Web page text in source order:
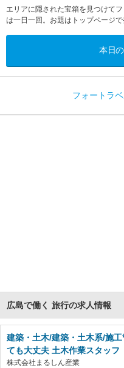
エリアに隠された宝箱を見つけて
は一日一回。お題はトップページで
本日
フォートラ
広島で働く 旅行の求人情報
建築・土木/建築・土木系/施
ても大丈夫 土木作業スタッフ
株式会社まるしん産業